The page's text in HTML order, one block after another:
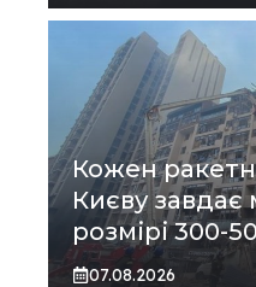
Кожен
Києву завдає
розмірі 300-
07.08.2026